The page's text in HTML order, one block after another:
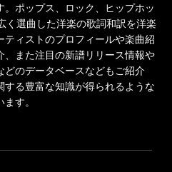
ポップス、ロック、ヒップホッ
く選曲した洋楽の歌詞和訳を洋楽
ィストのプロフィールや楽曲紹
また注目の新譜リリース情報や
どのデータベースなどもご紹介
する豊富な知識が得られるような
す。